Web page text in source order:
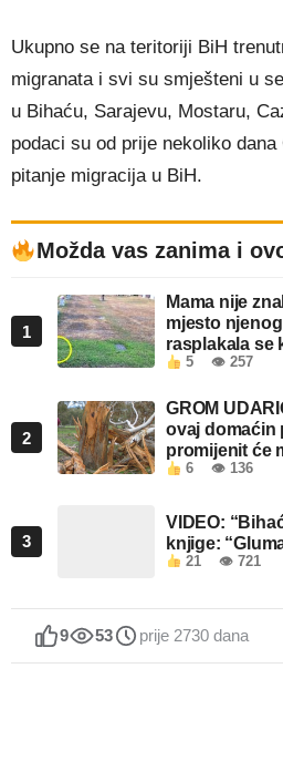
Ukupno se na teritoriji BiH
migranata i svi su smješteni u
u Bihaću, Sarajevu, Mostaru,
podaci su od prije nekoliko
pitanje migracija u BiH.
Možda vas zanima i
1
Mama nije
mjesto
rasplakala se
5 👁 257
2
GROM
ovaj domaćin
promijenit će
6 👁 136
3
VIDEO:
knjige:
21 👁 721
9 53 prije 2730 dana